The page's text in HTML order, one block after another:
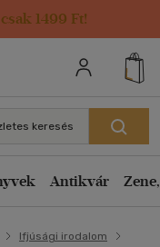
1499 Ft!
keresés
Antikvár
Ifjúsági irodalom